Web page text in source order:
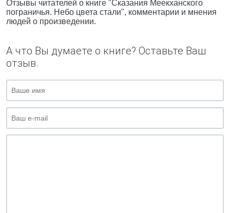
Отзывы читателей о книге "Сказания Меекханского
пограничья. Небо цвета стали", комментарии и мнения
людей о произведении.
А что Вы думаете о книге? Оставьте Ваш
отзыв.